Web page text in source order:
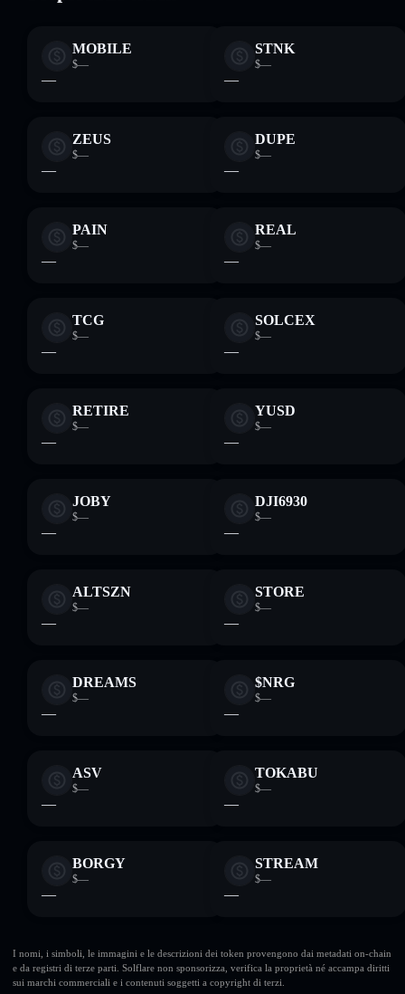
MOBILE
$—
—
STNK
$—
—
ZEUS
$—
—
DUPE
$—
—
PAIN
$—
—
REAL
$—
—
TCG
$—
—
SOLCEX
$—
—
RETIRE
$—
—
YUSD
$—
—
JOBY
$—
—
DJI6930
$—
—
ALTSZN
$—
—
STORE
$—
—
DREAMS
$—
—
$NRG
$—
—
ASV
$—
—
TOKABU
$—
—
BORGY
$—
—
STREAM
$—
—
I nomi, i simboli, le immagini e le descrizioni dei token provengono dai metadati on-chain
e da registri di terze parti. Solflare non sponsorizza, verifica la proprietà né accampa diritti
sui marchi commerciali e i contenuti soggetti a copyright di terzi.